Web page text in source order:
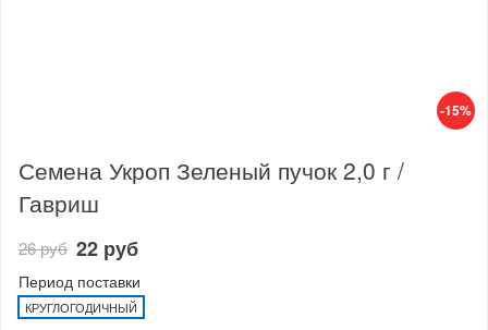
-15%
Семена Укроп Зеленый пучок 2,0 г /
Гавриш
26 руб 22 руб
Период поставки
КРУГЛОГОДИЧНЫЙ